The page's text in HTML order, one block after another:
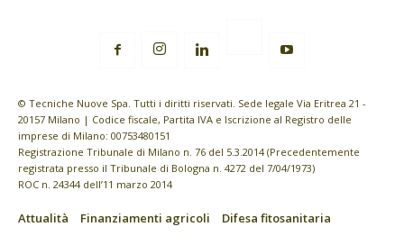
© Tecniche Nuove Spa. Tutti i diritti riservati. Sede legale Via Eritrea 21 -
20157 Milano | Codice fiscale, Partita IVA e Iscrizione al Registro delle
imprese di Milano: 00753480151
Registrazione Tribunale di Milano n. 76 del 5.3.2014 (Precedentemente
registrata presso il Tribunale di Bologna n. 4272 del 7/04/1973)
ROC n. 24344 dell’11 marzo 2014
Attualità Finanziamenti agricoli
Difesa fitosanitaria